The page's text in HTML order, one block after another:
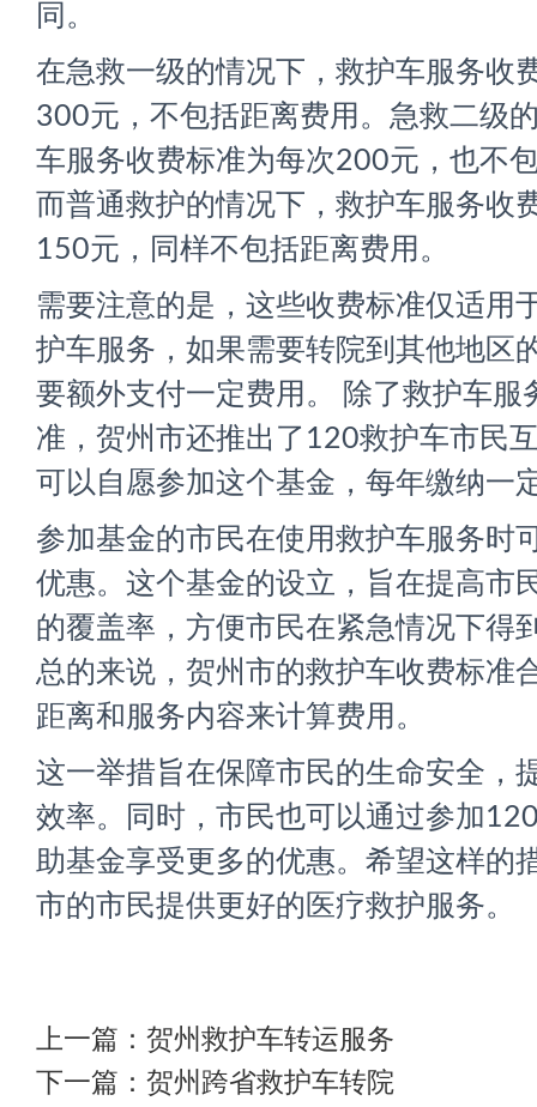
同。
在急救一级的情况下，救护车服务收
300元，不包括距离费用。急救二级
车服务收费标准为每次200元，也不
而普通救护的情况下，救护车服务收
150元，同样不包括距离费用。
需要注意的是，这些收费标准仅适用
护车服务，如果需要转院到其他地区
要额外支付一定费用。 除了救护车服
准，贺州市还推出了120救护车市民
可以自愿参加这个基金，每年缴纳一
参加基金的市民在使用救护车服务时
优惠。这个基金的设立，旨在提高市
的覆盖率，方便市民在紧急情况下得
总的来说，贺州市的救护车收费标准
距离和服务内容来计算费用。
这一举措旨在保障市民的生命安全，
效率。同时，市民也可以通过参加
助基金享受更多的优惠。希望这样的
市的市民提供更好的医疗救护服务。
上一篇： 贺州救护车转运服务
下一篇： 贺州跨省救护车转院